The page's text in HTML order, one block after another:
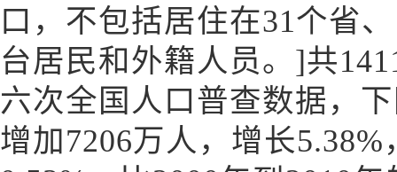
口，不包括居住在31个省
台居民和外籍人员。]共
六次全国人口普查数据，
增加7206万人，增长